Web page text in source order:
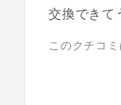
交換できて
このクチコ